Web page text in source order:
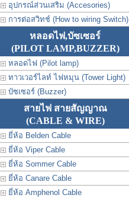
อุปกรณ์ส่วนเสริม (Accesories)
การต่อสวิทช์ (How to wiring Switch)
หลอดไฟ,บัซเซอร์
(PILOT LAMP,BUZZER)
หลอดไฟ (Pilot lamp)
ทาวเวอร์ไลท์ ไฟหมุน (Tower Light)
บัซเซอร์ (Buzzer)
สายไฟ สายสัญญาณ
(CABLE & WIRE)
ยี่ห้อ Belden Cable
ยี่ห้อ Viper Cable
ยี่ห้อ Sommer Cable
ยี่ห้อ Canare Cable
ยี่ห้อ Amphenol Cable